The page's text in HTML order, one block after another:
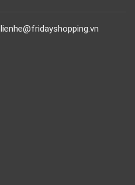
lienhe@fridayshopping.vn